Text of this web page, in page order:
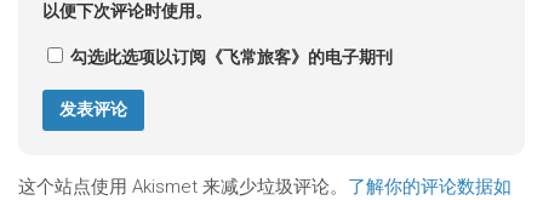
以便下次评论时使用。
勾选此选项以订阅《飞常旅客》的电子期刊
这个站点使用 Akismet 来减少垃圾评论。 了解你的评论数据如